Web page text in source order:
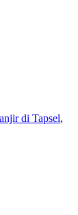
di Tapsel,